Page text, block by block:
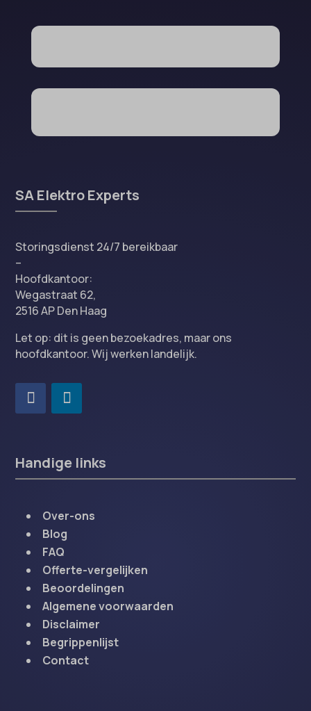
SA Elektro Experts
Storingsdienst 24/7 bereikbaar
–
Hoofdkantoor:
Wegastraat 62,
2516 AP Den Haag
Let op: dit is geen bezoekadres, maar ons
hoofdkantoor. Wij werken landelijk.
Handige links
Over-ons
Blog
FAQ
Offerte-vergelijken
Beoordelingen
Algemene voorwaarden
Disclaimer
Begrippenlijst
Contact